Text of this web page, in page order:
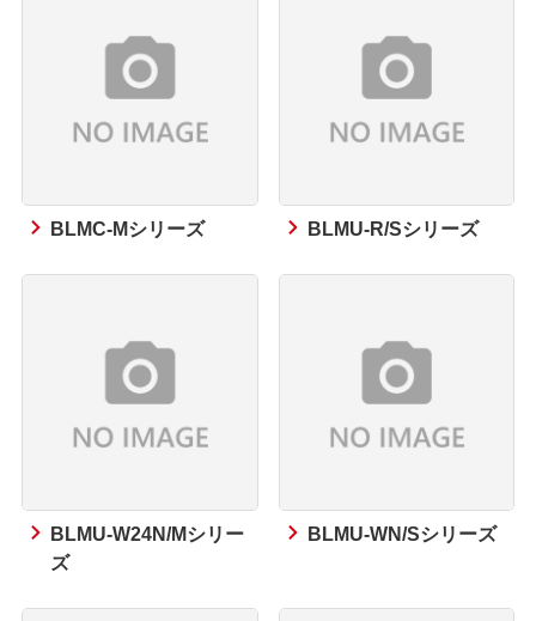
BLMC-Mシリーズ BLMU-R/Sシリーズ
BLMU-W24N/Mシリー
ズ
BLMU-WN/Sシリーズ